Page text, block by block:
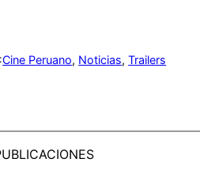
Cine Peruano, Noticias, Trailers